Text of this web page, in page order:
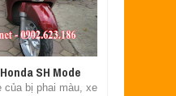
SH Mode
của bị phai màu, xe